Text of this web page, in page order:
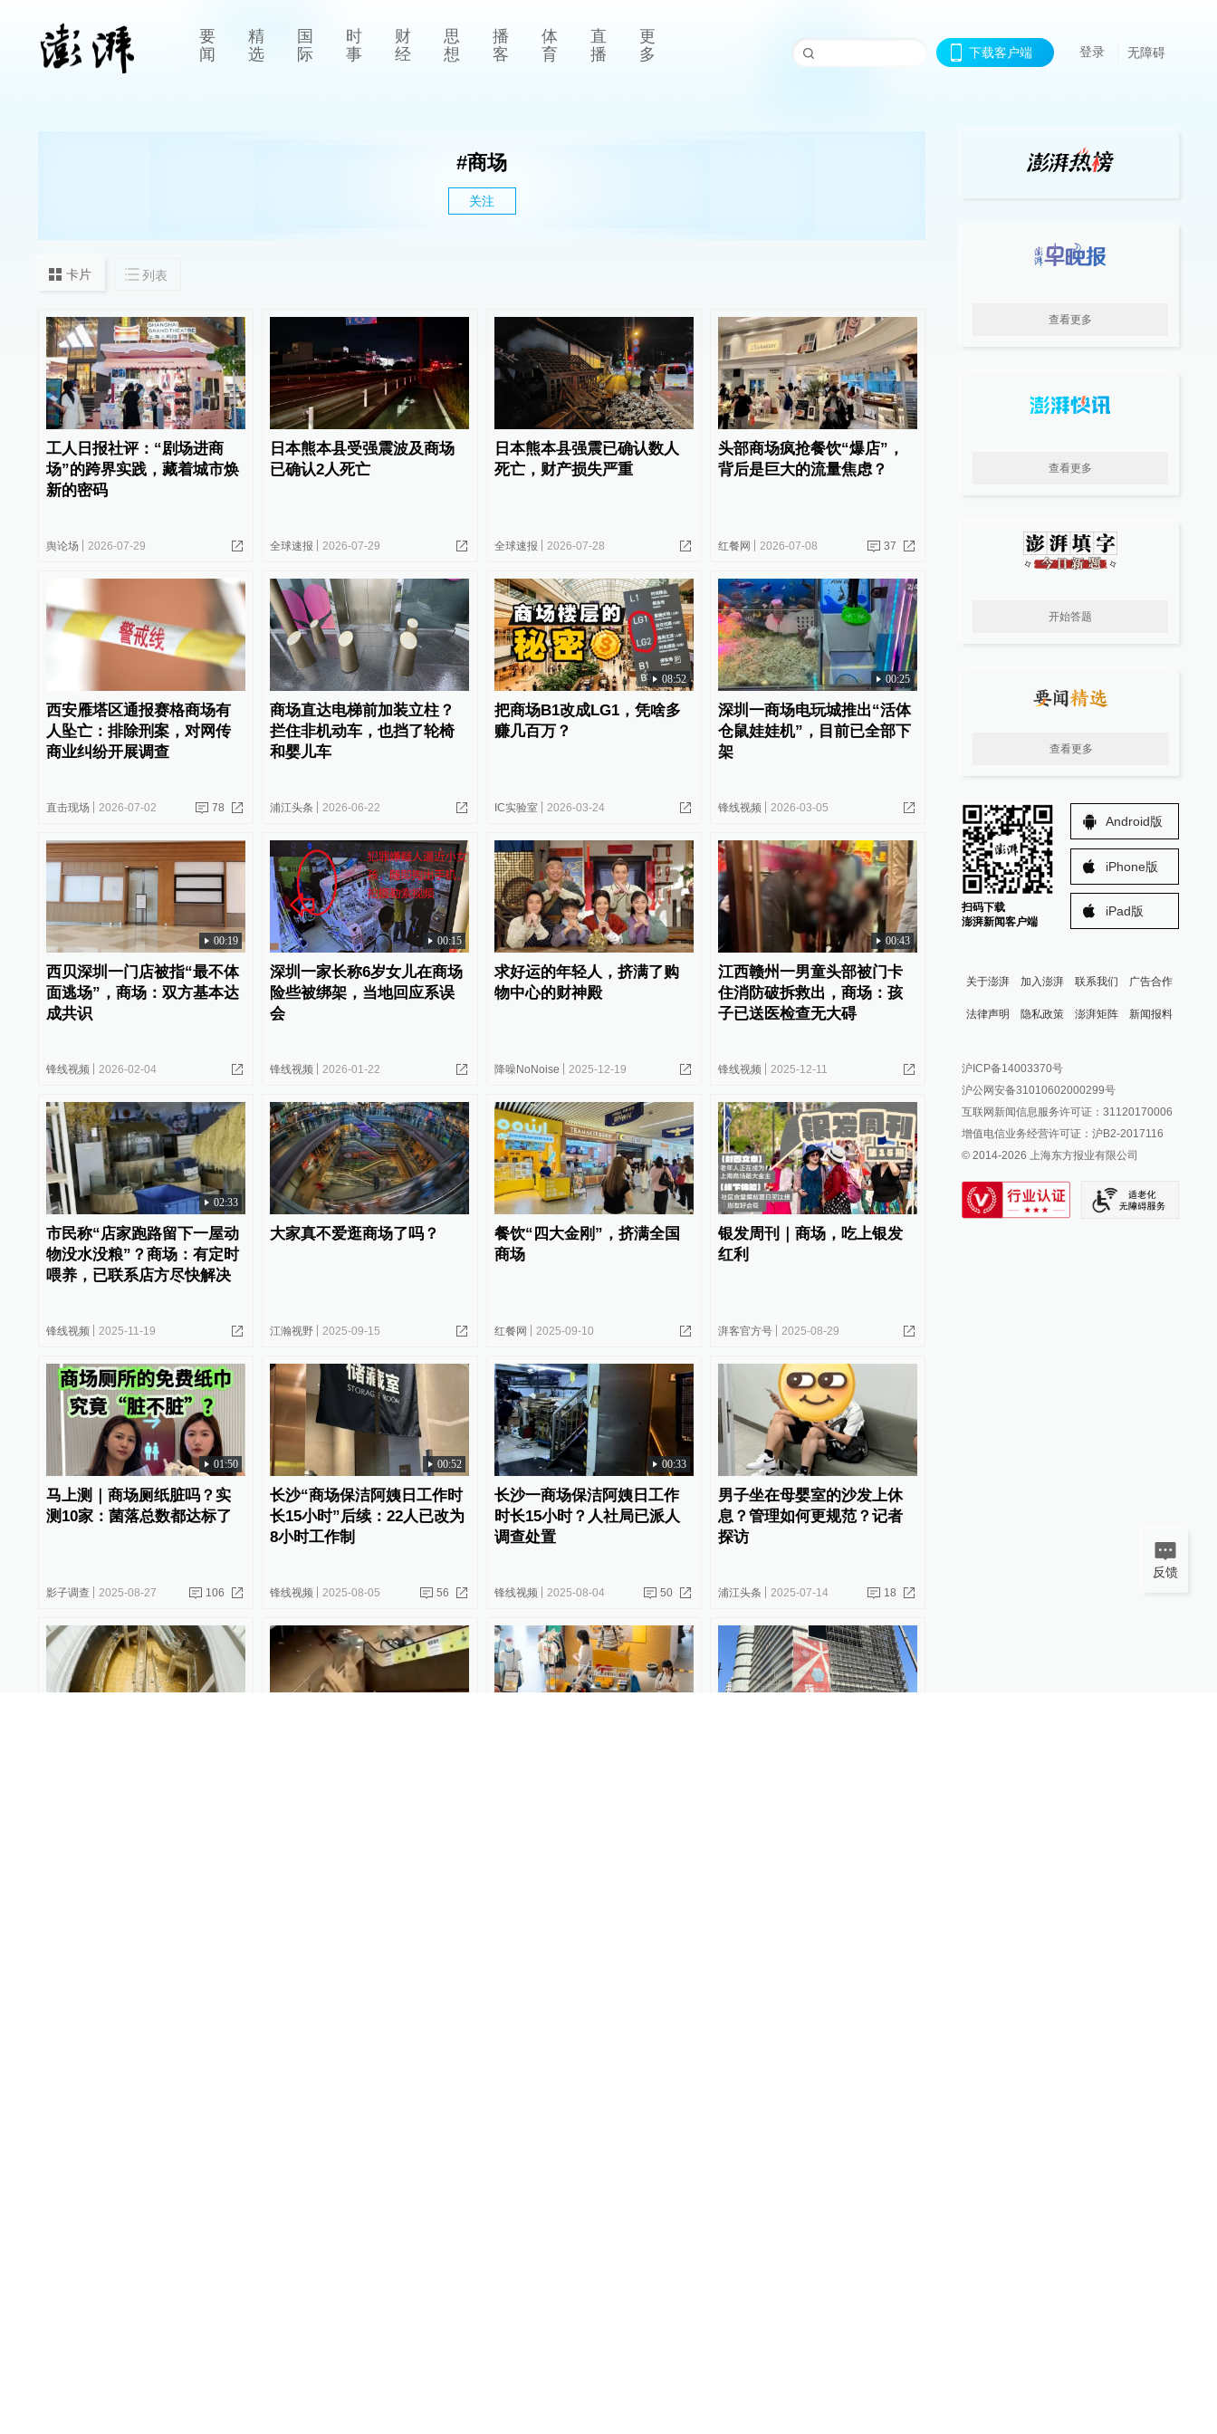
要
闻
精
选
国
际
时
事
财
经
思
想
播
客
体
育
直
播
更
多
下载客户端 登录 无障碍
#商场
关注
卡片 列表
工人日报社评：“剧场进商
场”的跨界实践，藏着城市焕
新的密码
舆论场 2026-07-29
日本熊本县受强震波及商场
已确认2人死亡
全球速报 2026-07-29
日本熊本县强震已确认数人
死亡，财产损失严重
全球速报 2026-07-28
头部商场疯抢餐饮“爆店”，
背后是巨大的流量焦虑？
红餐网 2026-07-08 37
西安雁塔区通报赛格商场有
人坠亡：排除刑案，对网传
商业纠纷开展调查
直击现场 2026-07-02 78
商场直达电梯前加装立柱？
拦住非机动车，也挡了轮椅
和婴儿车
浦江头条 2026-06-22
08:52
把商场B1改成LG1，凭啥多
赚几百万？
IC实验室 2026-03-24
00:25
深圳一商场电玩城推出“活体
仓鼠娃娃机”，目前已全部下
架
锋线视频 2026-03-05
00:19
西贝深圳一门店被指“最不体
面逃场”，商场：双方基本达
成共识
锋线视频 2026-02-04
00:15
深圳一家长称6岁女儿在商场
险些被绑架，当地回应系误
会
锋线视频 2026-01-22
求好运的年轻人，挤满了购
物中心的财神殿
降噪NoNoise 2025-12-19
00:43
江西赣州一男童头部被门卡
住消防破拆救出，商场：孩
子已送医检查无大碍
锋线视频 2025-12-11
02:33
市民称“店家跑路留下一屋动
物没水没粮”？商场：有定时
喂养，已联系店方尽快解决
锋线视频 2025-11-19
大家真不爱逛商场了吗？
江瀚视野 2025-09-15
餐饮“四大金刚”，挤满全国
商场
红餐网 2025-09-10
银发周刊｜商场，吃上银发
红利
湃客官方号 2025-08-29
01:50
马上测｜商场厕纸脏吗？实
测10家：菌落总数都达标了
影子调查 2025-08-27 106
00:52
长沙“商场保洁阿姨日工作时
长15小时”后续：22人已改为
8小时工作制
锋线视频 2025-08-05 56
00:33
长沙一商场保洁阿姨日工作
时长15小时？人社局已派人
调查处置
锋线视频 2025-08-04 50
男子坐在母婴室的沙发上休
息？管理如何更规范？记者
探访
浦江头条 2025-07-14 18
查看更多
查看更多
开始答题
查看更多
扫码下载
澎湃新闻客户端
Android版
iPhone版
iPad版
关于澎湃 加入澎湃 联系我们 广告合作
法律声明 隐私政策 澎湃矩阵
澎湃新闻公众号
澎湃新闻抖音号
派生万物开放平台
IP SHANGHAI
SIXTH TONE
新闻报料
报料邮箱: news@thepaper.cn
沪ICP备14003370号
沪公网安备31010602000299号
互联网新闻信息服务许可证：31120170006
增值电信业务经营许可证：沪B2-2017116
© 2014-2026 上海东方报业有限公司
反馈